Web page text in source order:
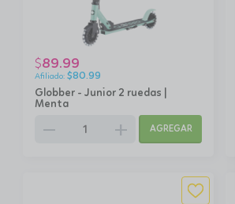
Globber - Junior 2 ruedas |
Menta
$89.99
$80.99
remove add AGREGAR